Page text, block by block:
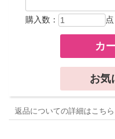
購入数： 点
返品についての詳細はこちら